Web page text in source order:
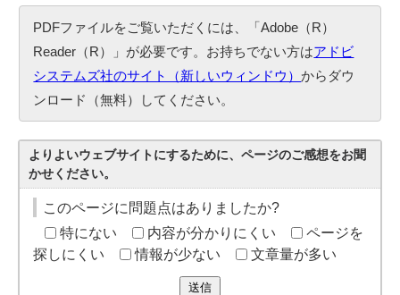
PDFファイルをご覧いただくには、「Adobe（R）
Reader（R）」が必要です。お持ちでない方はアドビ
システムズ社のサイト（新しいウィンドウ）からダウ
ンロード（無料）してください。
よりよいウェブサイトにするために、ページのご感想をお聞
かせください。
このページに問題点はありましたか?
特にない
内容が分かりにくい
ページを
探しにくい
情報が少ない 文章量が多い
送信